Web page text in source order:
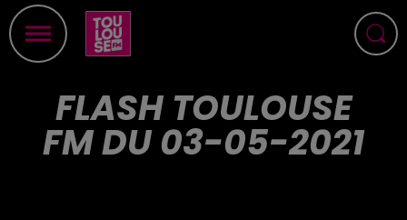
FLASH TOULOUSE
FM DU 03-05-2021